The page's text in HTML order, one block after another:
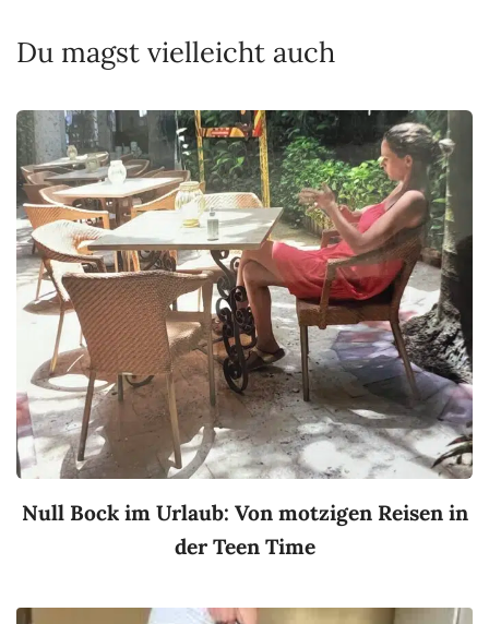
Du magst vielleicht auch
Null Bock im Urlaub: Von motzigen Reisen in
der Teen Time